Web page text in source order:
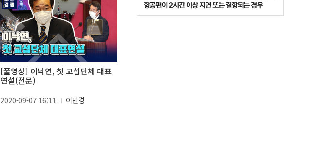
[풀영상] 이낙연, 첫 교섭단체 대표
연설(전문)
2020-09-07 16:11 이민경